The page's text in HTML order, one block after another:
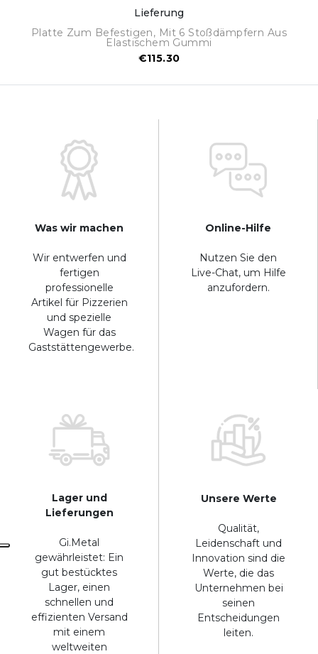
Lieferung
Platte Zum Befestigen, Mit 6 Stoßdämpfern Aus
Elastischem Gummi
€115.30
Was wir machen
Wir entwerfen und
fertigen
professionelle
Artikel für Pizzerien
und spezielle
Wagen für das
Gaststättengewerbe.
Online-Hilfe
Nutzen Sie den
Live-Chat, um Hilfe
anzufordern.
Lager und
Lieferungen
Gi.Metal
gewährleistet: Ein
gut bestücktes
Lager, einen
schnellen und
effizienten Versand
mit einem
weltweiten
Unsere Werte
Qualität,
Leidenschaft und
Innovation sind die
Werte, die das
Unternehmen bei
seinen
Entscheidungen
leiten.